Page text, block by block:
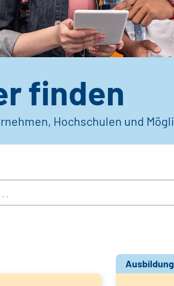
finden
Hochschulen und